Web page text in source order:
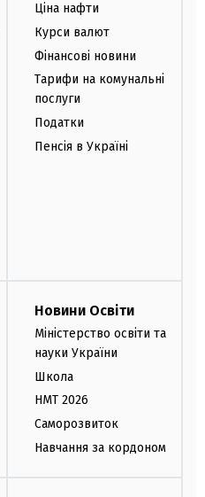
Ціна нафти
Курси валют
Фінансові новини
Тарифи на комунальні
послуги
Податки
Пенсія в Україні
Новини Освіти
Міністерство освіти та
науки України
Школа
НМТ 2026
Саморозвиток
Навчання за кордоном